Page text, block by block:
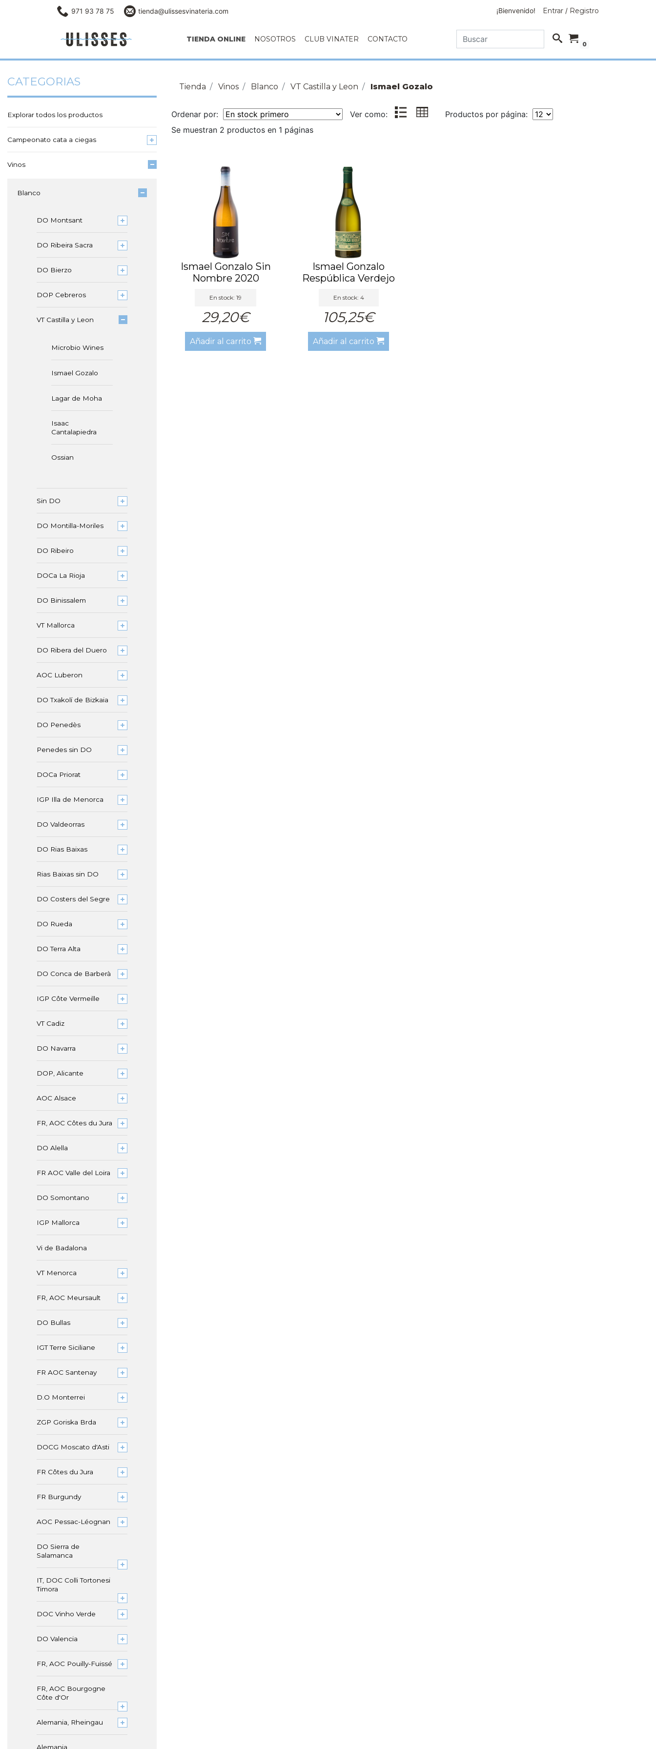
971 93 78 75 tienda@ulissesvinateria.com ¡Bienvenido! Entrar / Registro
TIENDA ONLINE NOSOTROS CLUB VINATER CONTACTO
0
CATEGORIAS
Explorar todos los productos
Campeonato cata a ciegas
Vinos
Blanco
DO Montsant
DO Ribeira Sacra
DO Bierzo
DOP Cebreros
VT Castilla y Leon
Microbio Wines
Ismael Gozalo
Lagar de Moha
Isaac
Cantalapiedra
Ossian
Sin DO
DO Montilla-Moriles
DO Ribeiro
DOCa La Rioja
DO Binissalem
VT Mallorca
DO Ribera del Duero
AOC Luberon
DO Txakolí de Bizkaia
DO Penedès
Penedes sin DO
DOCa Priorat
IGP Illa de Menorca
DO Valdeorras
DO Rias Baixas
Rias Baixas sin DO
DO Costers del Segre
DO Rueda
DO Terra Alta
DO Conca de Barberà
IGP Côte Vermeille
VT Cadiz
DO Navarra
DOP, Alicante
AOC Alsace
FR, AOC Côtes du Jura
DO Alella
FR AOC Valle del Loira
DO Somontano
IGP Mallorca
Vi de Badalona
VT Menorca
FR, AOC Meursault
DO Bullas
IGT Terre Siciliane
FR AOC Santenay
D.O Monterrei
ZGP Goriska Brda
DOCG Moscato d'Asti
FR Côtes du Jura
FR Burgundy
AOC Pessac-Léognan
DO Sierra de
Salamanca
IT, DOC Colli Tortonesi
Timora
DOC Vinho Verde
DO Valencia
FR, AOC Pouilly-Fuissé
FR, AOC Bourgogne
Côte d'Or
Alemania, Rheingau
Alemania,
Tienda Vinos Blanco VT Castilla y Leon Ismael Gozalo
Ordenar por: Ver como:
Productos por página:
Se muestran 2 productos en 1 páginas
Ismael Gonzalo Sin
Nombre 2020
En stock: 19
29,20€
Añadir al carrito
Ismael Gonzalo
Respública Verdejo
En stock: 4
105,25€
Añadir al carrito